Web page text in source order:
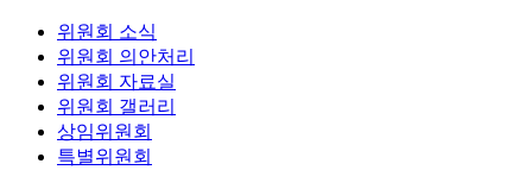
위원회 소식
위원회 의안처리
위원회 자료실
위원회 갤러리
상임위원회
특별위원회